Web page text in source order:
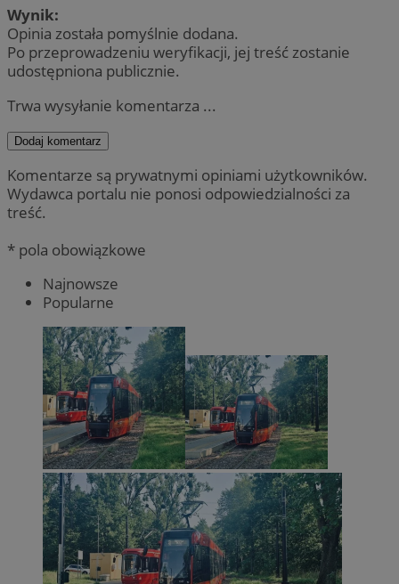
Wynik:
Opinia została pomyślnie dodana.
Po przeprowadzeniu weryfikacji, jej treść zostanie
udostępniona publicznie.
Trwa wysyłanie komentarza ...
Dodaj komentarz
Komentarze są prywatnymi opiniami użytkowników.
Wydawca portalu nie ponosi odpowiedzialności za
treść.
* pola obowiązkowe
Najnowsze
Popularne